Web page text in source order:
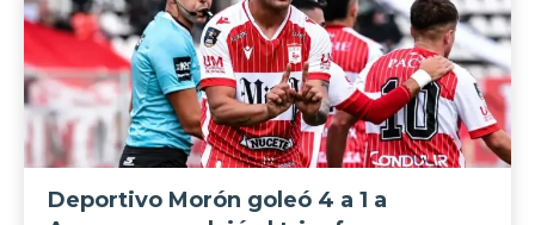
Deportivo Morón goleó 4 a 1 a